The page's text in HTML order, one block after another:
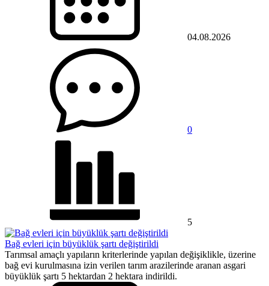
04.08.2026
0
5
Bağ evleri için büyüklük şartı değiştirildi
Tarımsal amaçlı yapıların kriterlerinde yapılan değişiklikle, üzerine
bağ evi kurulmasına izin verilen tarım arazilerinde aranan asgari
büyüklük şartı 5 hektardan 2 hektara indirildi.